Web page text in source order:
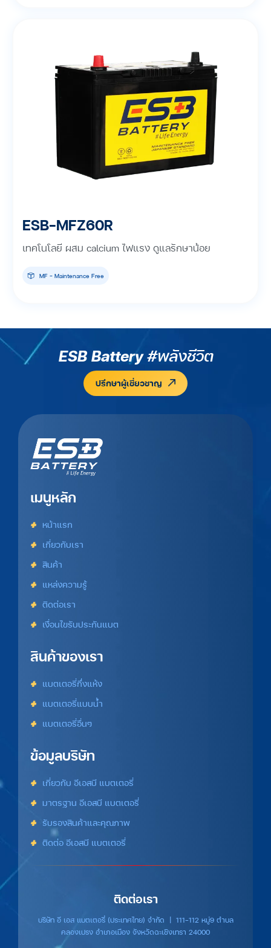
ESB-MFZ60R
เทคโนโลยี ผสม calcium ไฟแรง ดูแลรักษาน้อย
MF - Maintenance Free
ESB Battery#พลังชีวิต
ปรึกษาผู้เชี่ยวชาญ
เมนูหลัก
หน้าแรก
เกี่ยวกับเรา
สินค้า
แหล่งความรู้
ติดต่อเรา
เงื่อนไขรับประกันแบต
สินค้าของเรา
แบตเตอรี่กึ่งแห้ง
แบตเตอรี่แบบน้ำ
แบตเตอรี่อื่นๆ
ข้อมูลบริษัท
เกี่ยวกับ อีเอสบี แบตเตอรี่
มาตรฐาน อีเอสบี แบตเตอรี่
รับรองสินค้าและคุณภาพ
ติดต่อ อีเอสบี แบตเตอรี่
ติดต่อเรา
บริษัท อี เอส แบตเตอรี่ (ประเทศไทย) จำกัด | 111-112 หมู่9 ตำบล
คลองเปรง อำเภอเมือง จังหวัดฉะเชิงเทรา 24000